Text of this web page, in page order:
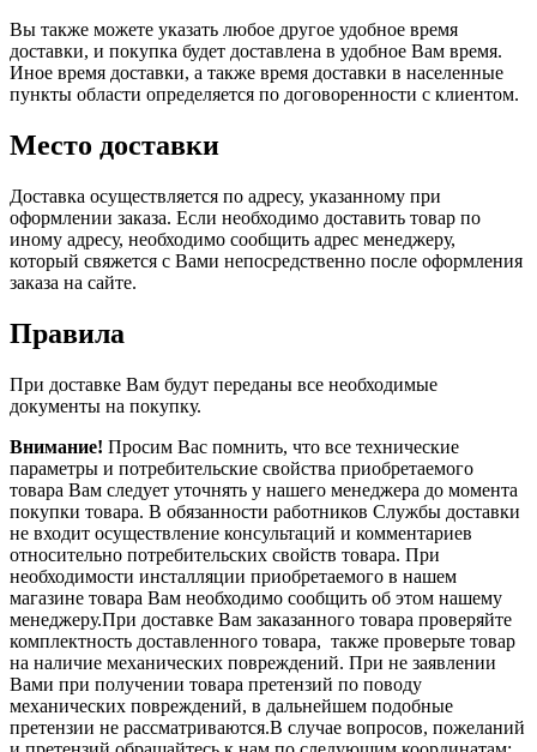
Вы также можете указать любое другое удобное время
доставки, и покупка будет доставлена в удобное Вам время.
Иное время доставки, а также время доставки в населенные
пункты области определяется по договоренности с клиентом.
Место доставки
Доставка осуществляется по адресу, указанному при
оформлении заказа. Если необходимо доставить товар по
иному адресу, необходимо сообщить адрес менеджеру,
который свяжется с Вами непосредственно после оформления
заказа на сайте.
Правила
При доставке Вам будут переданы все необходимые
документы на покупку.
Внимание! Просим Вас помнить, что все технические
параметры и потребительские свойства приобретаемого
товара Вам следует уточнять у нашего менеджера до момента
покупки товара. В обязанности работников Службы доставки
не входит осуществление консультаций и комментариев
относительно потребительских свойств товара. При
необходимости инсталляции приобретаемого в нашем
магазине товара Вам необходимо сообщить об этом нашему
менеджеру.При доставке Вам заказанного товара проверяйте
комплектность доставленного товара, также проверьте товар
на наличие механических повреждений. При не заявлении
Вами при получении товара претензий по поводу
механических повреждений, в дальнейшем подобные
претензии не рассматриваются.В случае вопросов, пожеланий